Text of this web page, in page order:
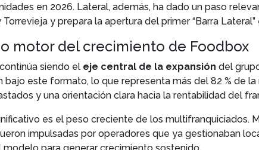
en 2026. Lateral, además, ha dado un paso
y prepara la apertura del primer “Barra
motor del crecimiento de Foodbox
continúa siendo el eje central de la expansión del
este formato, lo que representa más del 82 % de
y una orientación clara hacia la rentabilidad del
es el peso creciente de los multifranquiciados.
impulsadas por operadores que ya gestionaban
modelo para generar crecimiento sostenido.